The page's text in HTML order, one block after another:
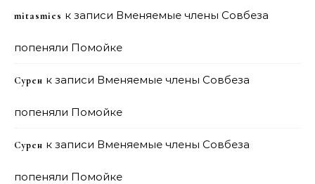
mitasmies к записи Вменяемые члены Совбеза
попеняли Помойке
Сурен к записи Вменяемые члены Совбеза
попеняли Помойке
Сурен к записи Вменяемые члены Совбеза
попеняли Помойке